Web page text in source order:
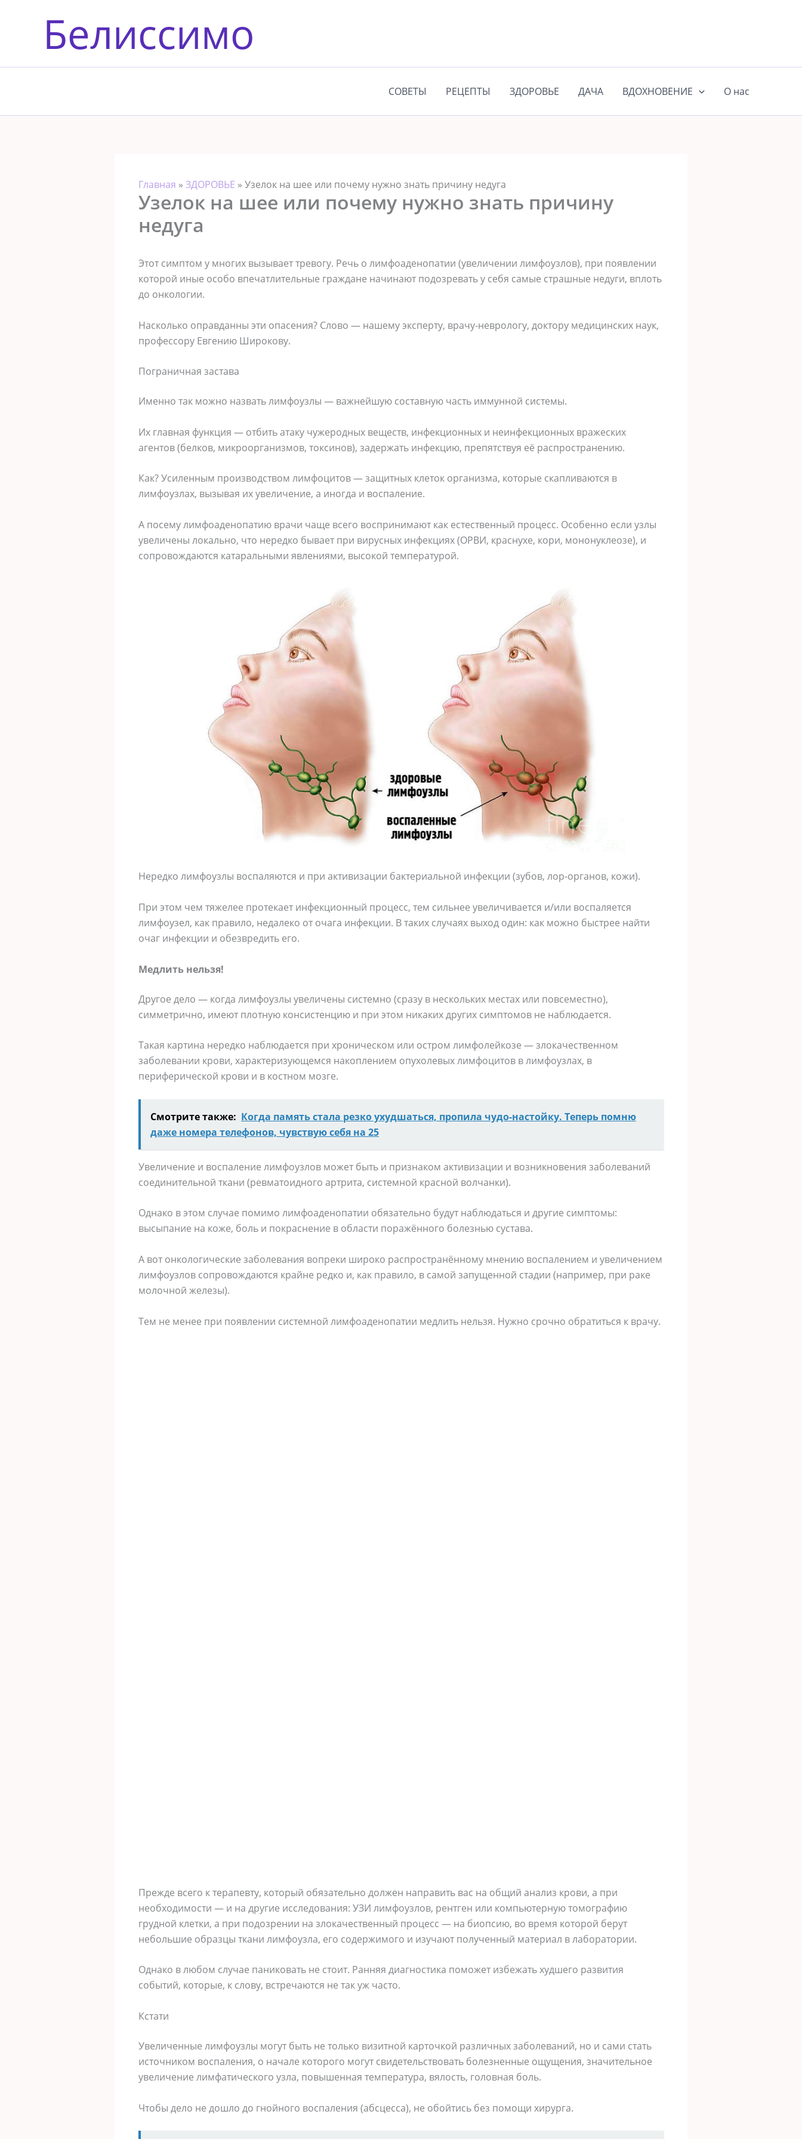
содержимомуБелиссимо
СОВЕТЫ РЕЦЕПТЫ ЗДОРОВЬЕ ДАЧА ВДОХНОВЕНИЕ О нас
Главная » ЗДОРОВЬЕ » Узелок на шее или почему нужно знать причину недуга
Узелок на шее или почему нужно знать причину
недуга
Этот симптом у многих вызывает тревогу. Речь о лимфоаденопатии (увеличении лимфоузлов), при появлении
которой иные особо впечатлительные граждане начинают подозревать у себя самые страшные недуги, вплоть
до онкологии.
Насколько оправданны эти опасения? Слово — нашему эксперту, врачу-неврологу, доктору медицинских наук,
профессору Евгению Широкову.
Пограничная застава
Именно так можно назвать лимфоузлы — важнейшую составную часть иммунной системы.
Их главная функция — отбить атаку чужеродных веществ, инфекционных и неинфекционных вражеских
агентов (белков, микроорганизмов, токсинов), задержать инфекцию, препятствуя её распространению.
Как? Усиленным производством лимфоцитов — защитных клеток организма, которые скапливаются в
лимфоузлах, вызывая их увеличение, а иногда и воспаление.
А посему лимфоаденопатию врачи чаще всего воспринимают как естественный процесс. Особенно если узлы
увеличены локально, что нередко бывает при вирусных инфекциях (ОРВИ, краснухе, кори, мононуклеозе), и
сопровождаются катаральными явлениями, высокой температурой.
Нередко лимфоузлы воспаляются и при активизации бактериальной инфекции (зубов, лор-органов, кожи).
При этом чем тяжелее протекает инфекционный процесс, тем сильнее увеличивается и/или воспаляется
лимфоузел, как правило, недалеко от очага инфекции. В таких случаях выход один: как можно быстрее найти
очаг инфекции и обезвредить его.
Медлить нельзя!
Другое дело — когда лимфоузлы увеличены системно (сразу в нескольких местах или повсеместно),
симметрично, имеют плотную консистенцию и при этом никаких других симптомов не наблюдается.
Такая картина нередко наблюдается при хроническом или остром лимфолейкозе — злокачественном
заболевании крови, характеризующемся накоплением опухолевых лимфоцитов в лимфоузлах, в
периферической крови и в костном мозге.
Смотрите также: Когда память стала резко ухудшаться, пропила чудо-настойку. Теперь помню
даже номера телефонов, чувствую себя на 25
Увеличение и воспаление лимфоузлов может быть и признаком активизации и возникновения заболеваний
соединительной ткани (ревматоидного артрита, системной красной волчанки).
Однако в этом случае помимо лимфоаденопатии обязательно будут наблюдаться и другие симптомы:
высыпание на коже, боль и покраснение в области поражённого болезнью сустава.
А вот онкологические заболевания вопреки широко распространённому мнению воспалением и увеличением
лимфоузлов сопровождаются крайне редко и, как правило, в самой запущенной стадии (например, при раке
молочной железы).
Тем не менее при появлении системной лимфоаденопатии медлить нельзя. Нужно срочно обратиться к врачу.
Прежде всего к терапевту, который обязательно должен направить вас на общий анализ крови, а при
необходимости — и на другие исследования: УЗИ лимфоузлов, рентген или компьютерную томографию
грудной клетки, а при подозрении на злокачественный процесс — на биопсию, во время которой берут
небольшие образцы ткани лимфоузла, его содержимого и изучают полученный материал в лаборатории.
Однако в любом случае паниковать не стоит. Ранняя диагностика поможет избежать худшего развития
событий, которые, к слову, встречаются не так уж часто.
Кстати
Увеличенные лимфоузлы могут быть не только визитной карточкой различных заболеваний, но и сами стать
источником воспаления, о начале которого могут свидетельствовать болезненные ощущения, значительное
увеличение лимфатического узла, повышенная температура, вялость, головная боль.
Чтобы дело не дошло до гнойного воспаления (абсцесса), не обойтись без помощи хирурга.